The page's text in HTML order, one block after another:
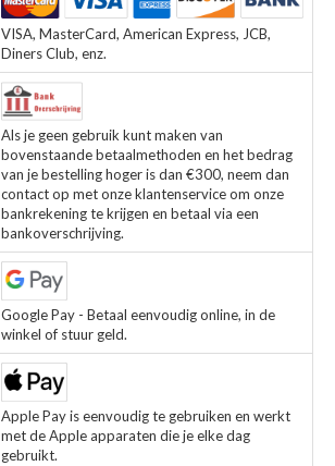
VISA, MasterCard, American Express, JCB,
Diners Club, enz.
Als je geen gebruik kunt maken van
bovenstaande betaalmethoden en het bedrag
van je bestelling hoger is dan €300, neem dan
contact op met onze klantenservice om onze
bankrekening te krijgen en betaal via een
bankoverschrijving.
Google Pay - Betaal eenvoudig online, in de
winkel of stuur geld.
Apple Pay is eenvoudig te gebruiken en werkt
met de Apple apparaten die je elke dag
gebruikt.